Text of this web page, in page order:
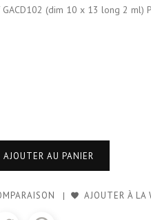
GACD102 (dim 10 x 13 long 2 ml)
AJOUTER AU PANIER
AJOUTER À LA